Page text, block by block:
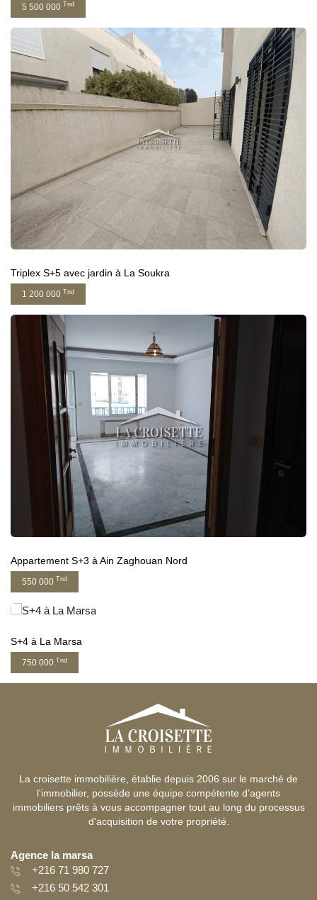
5 500 000 Tnd
Triplex S+5 avec jardin à La Soukra
1 200 000 Tnd
Appartement S+3 à Ain Zaghouan Nord
550 000 Tnd
S+4 à La Marsa
750 000 Tnd
La croisette immobilière, établie depuis 2006 sur le marché de
l'immobilier, possède une équipe compétente d'agents
immobiliers prêts à vous accompagner tout au long du processus
d'acquisition de votre propriété.
Agence la marsa
+216 71 980 727
+216 50 542 301